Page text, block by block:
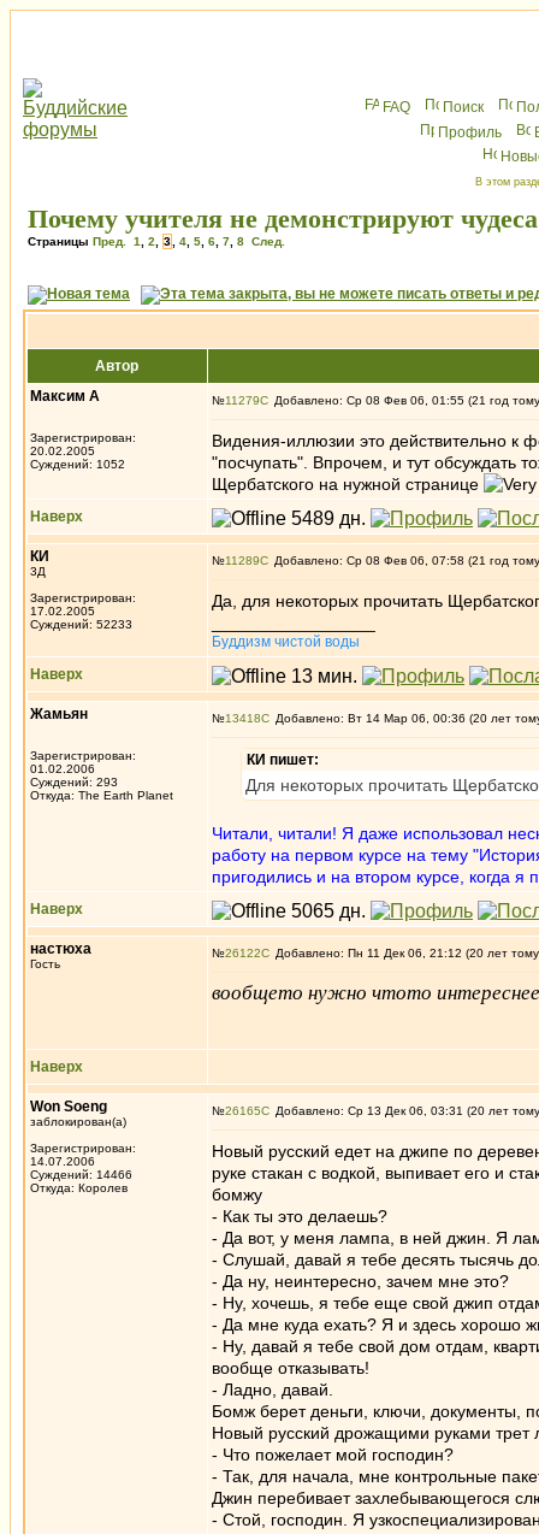
FAQ Поиск
Профиль
В этом
Почему учителя не демонстрируют
Страницы Пред. 1 2 3 4 5 6 7 8 След.
Автор
Максим А
Зарегистрирован:
20.02.2005
Суждений: 1052
№11279 Добавлено: Ср 08 Фев 06, 01:55 (21 год
Видения-иллюзии это действительно к
"посчупать". Впрочем, и тут обсуждать
Щербатского на нужной странице
Наверх
КИ
3Д
Зарегистрирован:
17.02.2005
Суждений: 52233
№11289 Добавлено: Ср 08 Фев 06, 07:58 (21 год
Да, для некоторых прочитать
Буддизм чистой воды
Наверх
Жамьян
Зарегистрирован:
01.02.2006
Суждений: 293
Откуда: The Earth Planet
№13418 Добавлено: Вт 14 Мар 06, 00:36 (20 лет
КИ пишет:
Для некоторых прочитать
Читали, читали! Я даже использовал
работу на первом курсе на тему
пригодились и на втором курсе, когда я
Наверх
настюха
Гость
№26122 Добавлено: Пн 11 Дек 06, 21:12 (20 лет
вообщето нужно чтото
Наверх
Won Soeng
заблокирован(а)
Зарегистрирован:
14.07.2006
Суждений: 14466
Откуда: Королев
№26165 Добавлено: Ср 13 Дек 06, 03:31 (20 лет
Новый русский едет на джипе по
руке стакан с водкой, выпивает его и
бомжу
- Как ты это делаешь?
- Да вот, у меня лампа, в ней джин. Я
- Слушай, давай я тебе десять тысячь
- Да ну, неинтересно, зачем мне это?
- Ну, хочешь, я тебе еще свой джип
- Да мне куда ехать? Я и здесь хорошо
- Ну, давай я тебе свой дом отдам,
вообще отказывать!
- Ладно, давай.
Бомж берет деньги, ключи, документы,
Новый русский дрожащими руками трет
- Что пожелает мой господин?
- Так, для начала, мне контрольные
Джин перебивает захлебывающегося
- Стой, господин. Я